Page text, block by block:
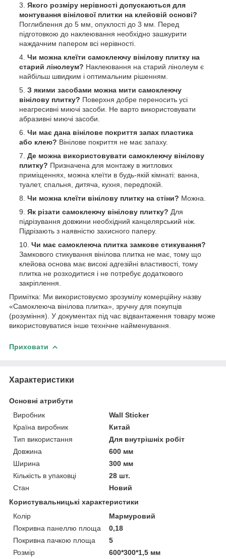
Якого розміру нерівності допускаються для
монтування вінілової плитки на клейовій основі?
Поглиблення до 5 мм, опуклості до 3 мм. Перед
підготовкою до наклеювання необхідно зашкурити
наждачним папером всі нерівності.
Чи можна клеїти самоклеючу вінілову плитку на
старий лінолеум? Наклеювання на старий лінолеум є
найбільш швидким і оптимальним рішенням.
З якими засобами можна мити самоклеючу
вінілову плитку? Поверхня добре переносить усі
неагресивні миючі засоби. Не варто використовувати
абразивні миючі засоби.
Чи має дана вінілове покриття запах пластика
або клею? Вінілове покриття не має запаху.
Де можна використовувати самоклеючу вінілову
плитку? Призначена для монтажу в житлових
приміщеннях, можна клеїти в будь-якій кімнаті: ванна,
туалет, спальня, дитяча, кухня, передпокій.
Чи можна клеїти вінілову плитку на стіни? Можна.
Як різати самоклеючу вінілову плитку? Для
підрізування довжини необхідний канцелярський ніж.
Підрізають з наявністю захисного паперу.
Чи має самоклеюча плитка замкове стикування?
Замкового стикування вінілова плитка не має, тому що
клейова основа має високі адгезійні властивості, тому
плитка не розходитися і не потребує додаткового
закріплення.
Примітка: Ми використовуємо зрозумілу комерційну назву
«Самоклеюча вінілова плитка», зручну для покупців
(розуміння). У документах під час відвантаження товару може
використовуватися інше технічне найменування.
Приховати
Характеристики
Основні атрибути
Виробник
Wall Sticker
Країна виробник
Китай
Тип використання
Для внутрішніх робіт
Довжина
600 мм
Ширина
300 мм
Кількість в упаковці
28 шт.
Стан
Новий
Користувальницькі характеристики
Колір
Мармуровий
Покривна панеллю площа
0,18
Покривна пачкою площа
5
Розмір
600*300*1,5 мм